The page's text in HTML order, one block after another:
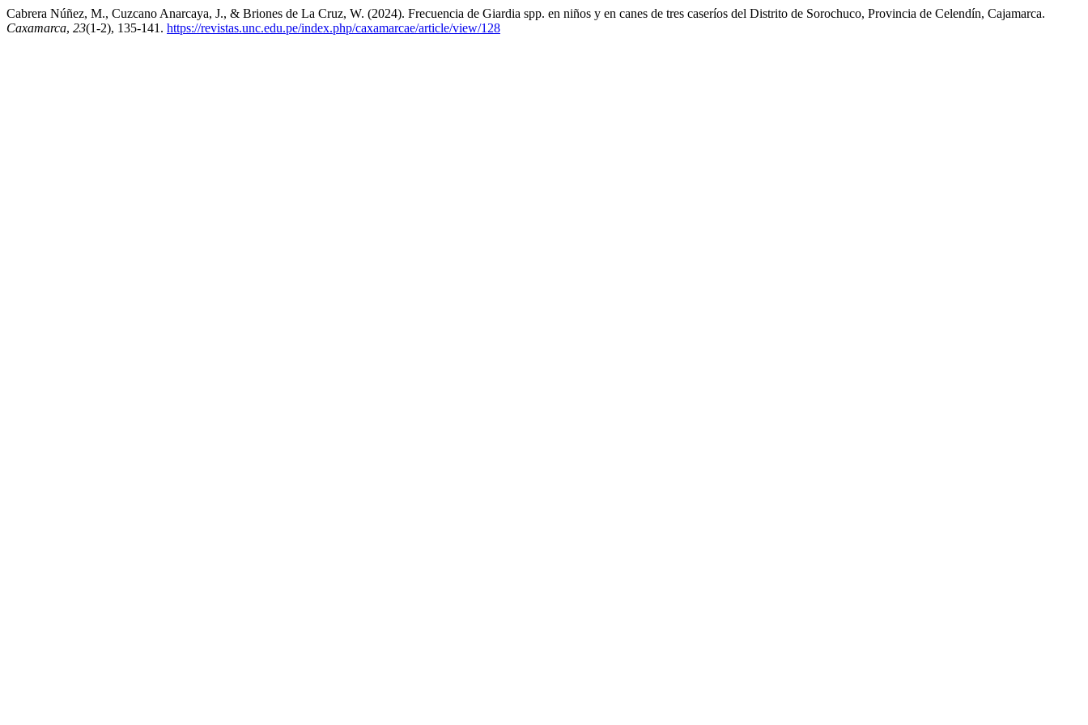
Cabrera Núñez, M., Cuzcano Anarcaya, J., & Briones de La Cruz, W. (2024). Frecuencia de Giardia spp. en niños y en canes de tres caseríos del Distrito de Sorochuco, Provincia de Celendín, Cajamarca.
Caxamarca, 23(1-2), 135-141. https://revistas.unc.edu.pe/index.php/caxamarcae/article/view/128